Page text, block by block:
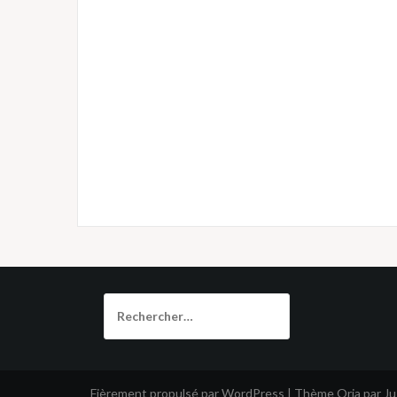
Fièrement propulsé par WordPress | Thème Oria par